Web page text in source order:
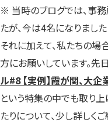
※ 当時のブログでは、事
たが、今は4名になりました
それに加えて、私たちの場
方にお願いしています。先
ル#8 【実例】霞が関、大
という特集の中でも取り
たりについて、少し詳しく